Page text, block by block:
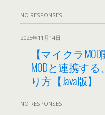
NO RESPONSES
2025年11月14日
【マイクラ
MODと連携す
り方【Java版】
NO RESPONSES